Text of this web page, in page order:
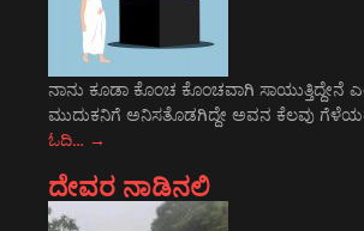
ನಾನು ಕೂಡಾ ಕೊಂಚ ಕೊಂಚವಾಗಿ ಸಾಯುತ್ತಿದ್ದೇನೆ
ಮುದುಕನಿಗೆ ಅನಿಸತೊಡಗಿದ್ದೇ ಅವನ ಕೆಲವು
ಓದಿ… →
ದೇವರ ನಾಡಿನಲಿ